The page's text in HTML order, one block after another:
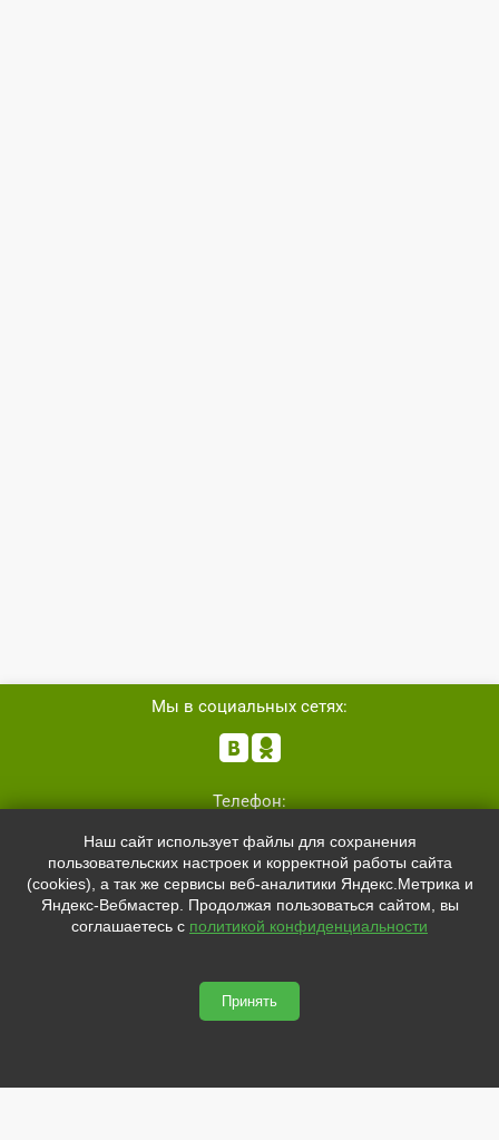
svetled53.ru © 2026
Адрес:
Телефон:
+7 (952)4829892
sale@svetled53.ru
Мы в социальных сетях:
 
Наш сайт использует файлы для сохранения
пользовательских настроек и корректной работы сайта
(cookies), а так же сервисы веб-аналитики Яндекс.Метрика и
Яндекс-Вебмастер. Продолжая пользоваться сайтом, вы
соглашаетесь с политикой конфиденциальности
Принять